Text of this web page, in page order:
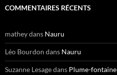
COMMENTAIRES RÉCENTS
matheydans Nauru
Léo Bourdon dans Nauru
Suzanne Lesagedans Plume-fontaine